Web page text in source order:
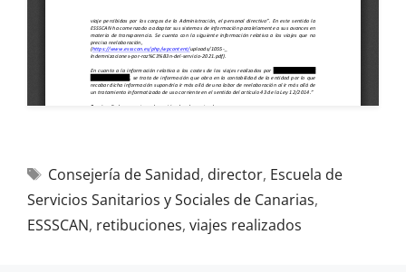
Consejería de Sanidad, director, Escuela de
Servicios Sanitarios y Sociales de Canarias,
ESSSCAN, retibuciones, viajes realizados